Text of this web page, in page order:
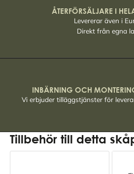
ÅTERFÖRSÄLJARE I
Levererar även i
Direkt från egna
INBÄRNING OCH
Vi erbjuder tilläggstjänster för
Tillbehör till detta